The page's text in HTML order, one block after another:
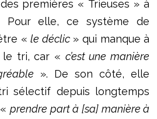
premières « Trieuses » à
Pour elle, ce système de
«le déclic» qui manque à
le tri, car « c’est une manière
». De son côté, elle
sélectif depuis longtemps
prendre partà [sa] manière à